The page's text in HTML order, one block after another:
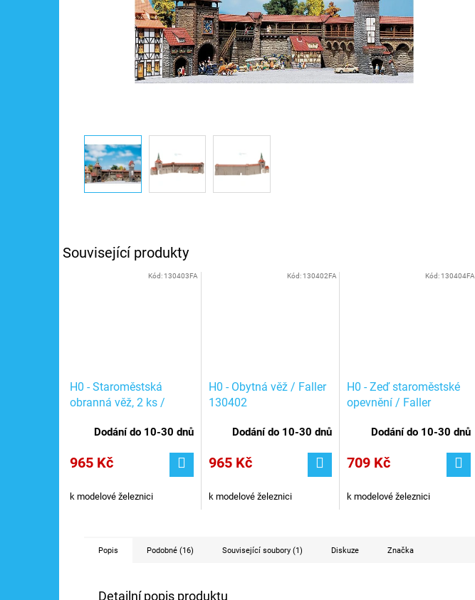
Související produkty
H0 - Staroměstská
obranná věž, 2 ks /
Dodání do 10-30 dnů
965 Kč
k modelové železnici
Kód: 130403FA
H0 - Obytná věž / Faller
130402
Dodání do 10-30 dnů
965 Kč
k modelové železnici
Kód: 130402FA
H0 - Zeď staroměstské
opevnění / Faller
Dodání do 10-30 dnů
709 Kč
k modelové železnici
Kód: 130404FA
Popis Podobné (16) Související soubory (1) Diskuze Značka
Detailní popis produktu